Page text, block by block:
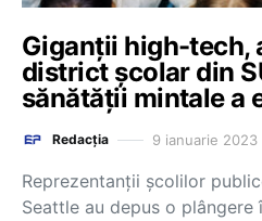
Giganții high-tech,
district școlar din
sănătății mintale a
Redacția 9 ianuarie 2023
Reprezentanţii şcolilor
Seattle au depus o